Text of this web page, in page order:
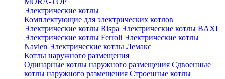
Электрические котлы
Комплектующие для электрических котлов
Электрические котлы Rispa Электрические котлы BAXI
Электрические котлы Ferroli Электрические котлы
Navien Электрические котлы Лемакс
Котлы наружного размещения
Одинарные котлы наружного размещения Сдвоенные
котлы наружного размещения Строенные котлы